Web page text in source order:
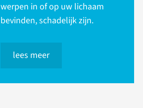
werpen in of op uw lichaam
bevinden, schadelijk zijn.
lees meer